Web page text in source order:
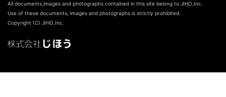
All documents,images and photographs contained in this site belong to JIHO,Inc.
Use of these documents, images and photographs is strictly prohibited.
Copyright (C) JIHO,Inc.